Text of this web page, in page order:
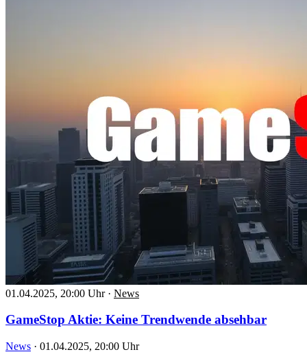
01.04.2025, 20:00 Uhr · News
GameStop Aktie: Keine Trendwende absehbar
News · 01.04.2025, 20:00 Uhr